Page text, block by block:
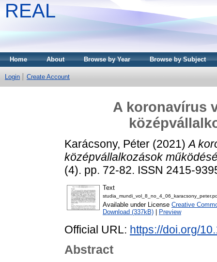
REAL
Home About Browse by Year Browse by Subject
Login Create Account
A koronavírus
Karácsony, Péter (2021)A
középvállalkozások
(4). pp. 72-82. ISSN 2415-
Text
Available under License Creative
Download (337kB)
Preview
Official URL: https://doi.org/
Abstract